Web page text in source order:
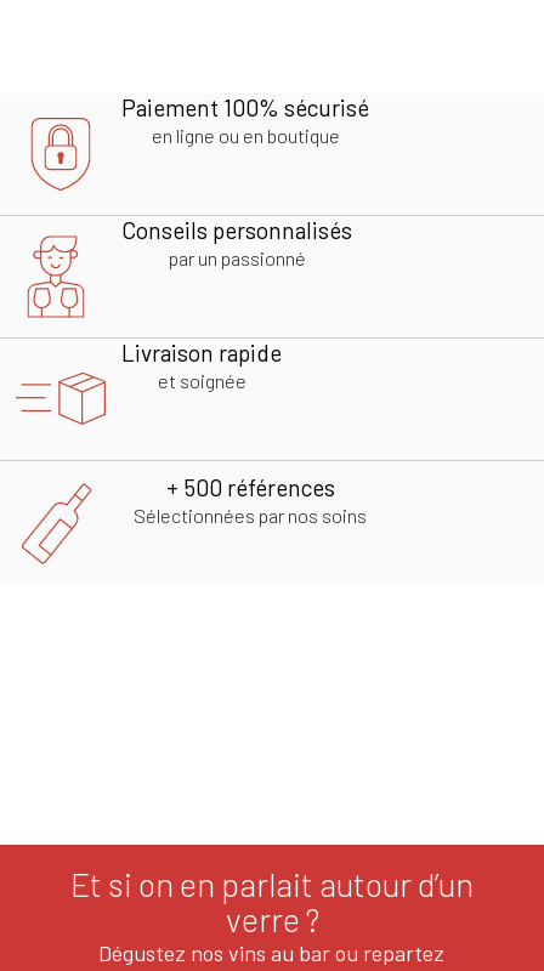
Paiement 100% sécurisé
en ligne ou en boutique
Conseils personnalisés
par un passionné
Livraison rapide
et soignée
+ 500 références
Sélectionnées par nos soins
Et si on en parlait autour d’un
verre ?
Dégustez nos vins au bar ou repartez